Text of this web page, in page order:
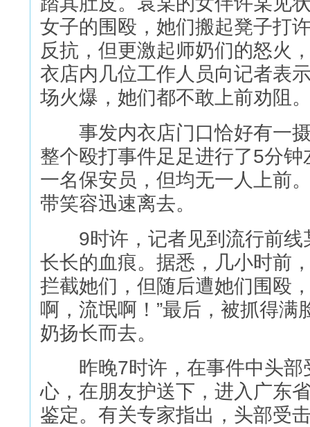
女子的围殴，她们搬起凳子打
反抗，但更激起师奶们的怒火
衣店内几位工作人员向记者表
场火爆，她们都不敢上前劝阻
事发内衣店门口恰好有一摄
整个殴打事件足足进行了5分
一名保安员，但均无一人上前
带笑容迅速离去。
9时许，记者见到流行前线
长长的血痕。据悉，几小时前
拦截她们，但随后遭她们围殴
啊，流氓啊！”最后，被抓得
奶扬长而去。
昨晚7时许，在事件中头部
心，在朋友护送下，进入广东
鉴定。有关专家指出，头部受